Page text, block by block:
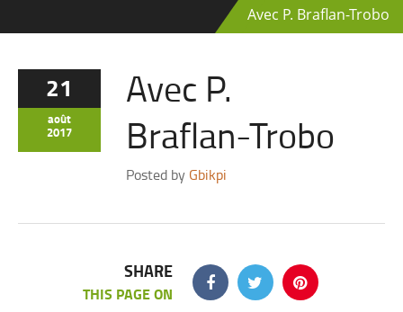
Avec P. Braflan-Trobo
21
août
2017
Avec P.
Braflan-Trobo
Posted by Gbikpi
SHARE
THIS PAGE ON